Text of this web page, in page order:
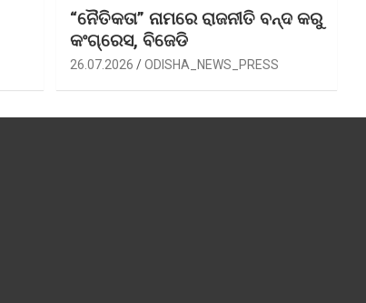
“ନୈତିକତା” ନାମରେ ରାଜନୀତି ବନ୍ଦ କରୁ
କଂଗ୍ରେସ, ବିଜେଡି
26.07.2026 ODISHA_NEWS_PRESS